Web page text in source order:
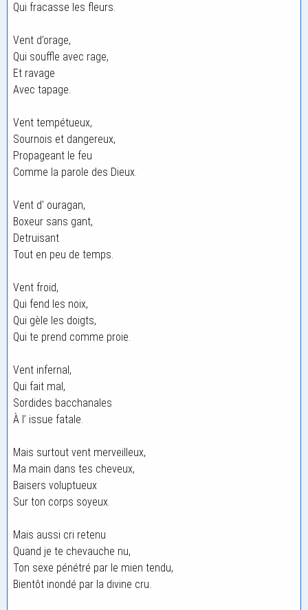
Qui fracasse les fleurs.
Vent d’orage,
Qui souffle avec rage,
Et ravage
Avec tapage.
Vent tempétueux,
Sournois et dangereux,
Propageant le feu
Comme la parole des Dieux.
Vent d’ ouragan,
Boxeur sans gant,
Detruisant
Tout en peu de temps.
Vent froid,
Qui fend les noix,
Qui gèle les doigts,
Qui te prend comme proie.
Vent infernal,
Qui fait mal,
Sordides bacchanales
À l’ issue fatale.
Mais surtout vent merveilleux,
Ma main dans tes cheveux,
Baisers voluptueux
Sur ton corps soyeux.
Mais aussi cri retenu
Quand je te chevauche nu,
Ton sexe pénétré par le mien tendu,
Bientôt inondé par la divine cru.